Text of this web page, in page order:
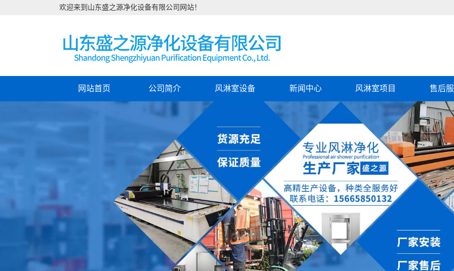
欢迎来到山东盛之源净化设备有限公司网站！
网站首页 公司简介 风淋室设备 新闻中心 风淋室项目 售后